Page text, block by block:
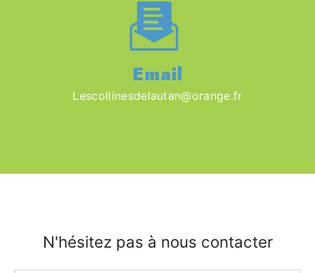
Email
lescollinesdelautan@orange.fr
N'hésitez pas à nous contacter